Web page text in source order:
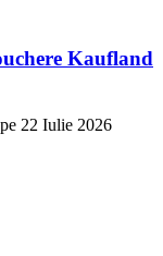
Kaufland
22 Iulie 2026